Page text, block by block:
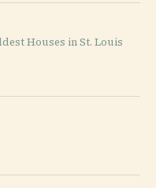
Houses in St. Louis